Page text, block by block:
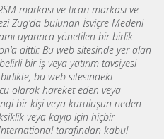
markası ve ticari markası ve
Zug'da bulunan İsviçre Medeni
uyarınca yönetilen bir birlik
aittir. Bu web sitesinde yer alan
bir iş veya yatırım tavsiyesi
bu web sitesindeki
olarak hareket eden veya
bir kişi veya kuruluşun neden
veya kayıp için hiçbir
tarafından kabul